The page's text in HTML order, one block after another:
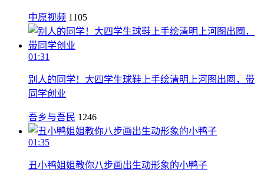
中原视频 1105
01:31
别人的同学！大四学生球鞋上手绘清明上河图出圈，带
同学创业
吾乡与吾民 1246
01:35
丑小鸭姐姐教你八步画出生动形象的小鸭子